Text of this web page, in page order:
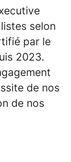
selon
par le
2023.
de nos
de nos